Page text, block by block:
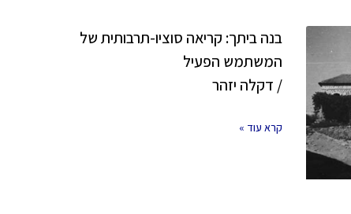
בנה ביתך: קריאה סוציו-תרבותית של
המשתמש הפעיל
/ דקלה יזהר
קרא עוד »